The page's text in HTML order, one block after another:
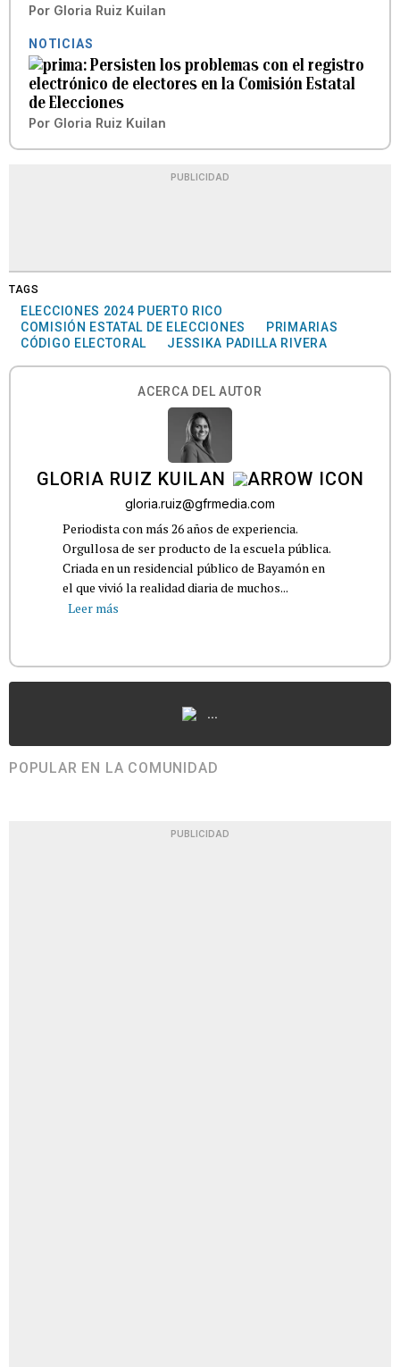
Por Gloria Ruiz Kuilan
NOTICIAS
Persisten los problemas con el registro
electrónico de electores en la Comisión Estatal
de Elecciones
Por Gloria Ruiz Kuilan
PUBLICIDAD
TAGS
ELECCIONES 2024 PUERTO RICO
COMISIÓN ESTATAL DE ELECCIONES
PRIMARIAS
CÓDIGO ELECTORAL
JESSIKA PADILLA RIVERA
ACERCA DEL AUTOR
GLORIA RUIZ KUILAN
gloria.ruiz@gfrmedia.com
Periodista con más 26 años de experiencia.
Orgullosa de ser producto de la escuela pública.
Criada en un residencial público de Bayamón en
el que vivió la realidad diaria de muchos...
Leer más
...
POPULAR EN LA COMUNIDAD
PUBLICIDAD